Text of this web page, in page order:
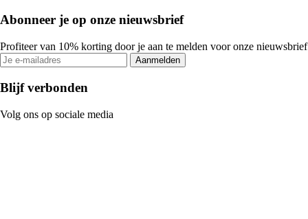
Abonneer je op onze nieuwsbrief
Profiteer van 10% korting door je aan te melden voor onze nieuwsbrief
Aanmelden
Blijf verbonden
Volg ons op sociale media